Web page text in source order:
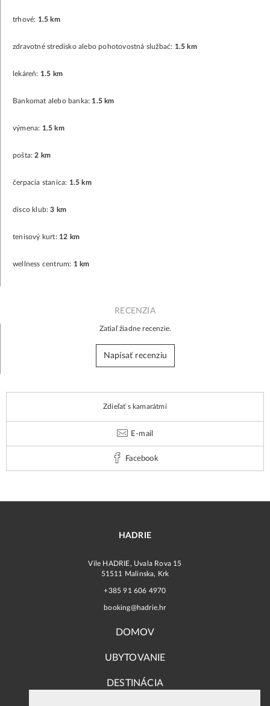
trhové: 1.5 km
zdravotné stredisko alebo pohotovostná službać: 1.5 km
lekáreň: 1.5 km
Bankomat alebo banka: 1.5 km
výmena: 1.5 km
pošta: 2 km
čerpacia stanica: 1.5 km
disco klub: 3 km
tenisový kurt: 12 km
wellness centrum: 1 km
RECENZIA
Zatiaľ žiadne recenzie.
Napísať recenziu
Zdieľať s kamarátmi
E-mail
Facebook
HADRIE
Vile HADRIE, Uvala Rova 15
51511 Malinska, Krk
+385 91 606 4970
booking@hadrie.hr
DOMOV
UBYTOVANIE
DESTINÁCIA